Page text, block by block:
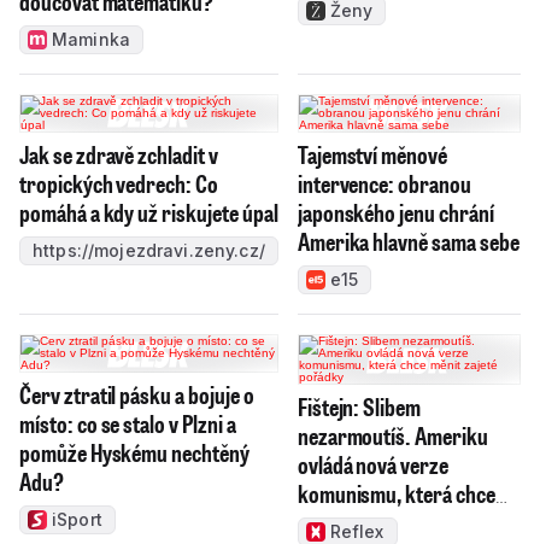
Maminka
Ženy
Jak se zdravě zchladit v
tropických vedrech: Co
pomáhá a kdy už riskujete úpal
https://mojezdravi.zeny.cz/
Tajemství měnové
intervence: obranou
japonského jenu chrání
Amerika hlavně sama sebe
e15
Červ ztratil pásku a bojuje o
místo: co se stalo v Plzni a
pomůže Hyskému nechtěný
Adu?
iSport
Fištejn: Slibem
nezarmoutíš. Ameriku
ovládá nová verze
komunismu, která chce
měnit zajeté pořádky
Reflex